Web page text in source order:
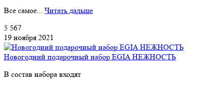
Все самое... Читать дальше
5 567
19 ноября 2021
Новогодний подарочный набор EGIA НЕЖНОСТЬ
В состав набора входят